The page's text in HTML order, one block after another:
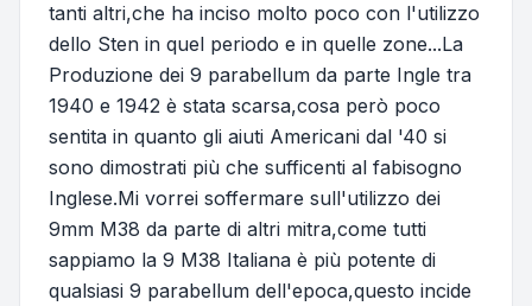
tanti altri,che ha inciso molto poco con l'utilizzo
dello Sten in quel periodo e in quelle zone...La
Produzione dei 9 parabellum da parte Ingle tra
1940 e 1942 è stata scarsa,cosa però poco
sentita in quanto gli aiuti Americani dal '40 si
sono dimostrati più che sufficenti al fabisogno
Inglese.Mi vorrei soffermare sull'utilizzo dei
9mm M38 da parte di altri mitra,come tutti
sappiamo la 9 M38 Italiana è più potente di
qualsiasi 9 parabellum dell'epoca,questo incide